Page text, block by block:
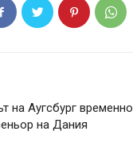
на Аугсбург временно
на Дания